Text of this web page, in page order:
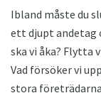
Ibland måste du
ett djupt andetag
ska vi åka? Flytta
Vad försöker vi
stora